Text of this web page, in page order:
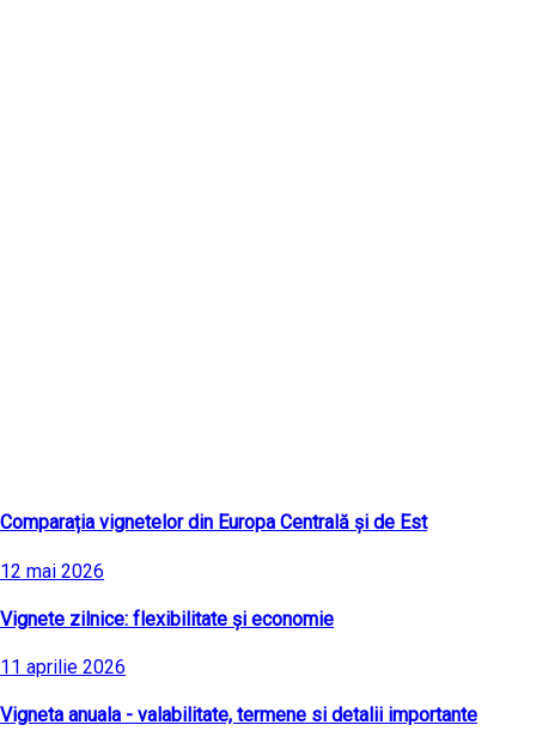
Comparația vignetelor din Europa Centrală și de Est
12 mai 2026
Vignete zilnice: flexibilitate și economie
11 aprilie 2026
Vigneta anuala - valabilitate, termene si detalii importante